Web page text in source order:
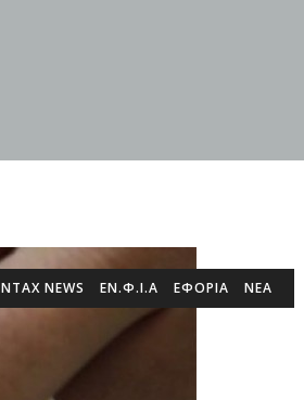
NEWS ΕΝ.Φ.Ι.Α ΕΦΟΡΙΑ ΝΕΑ